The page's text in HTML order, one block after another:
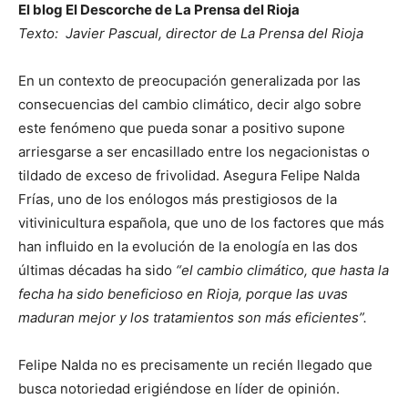
El blog El Descorche de La Prensa del Rioja
Texto: Javier Pascual, director de La Prensa del Rioja
En un contexto de preocupación generalizada por las
consecuencias del cambio climático, decir algo sobre
este fenómeno que pueda sonar a positivo supone
arriesgarse a ser encasillado entre los negacionistas o
tildado de exceso de frivolidad. Asegura Felipe Nalda
Frías, uno de los enólogos más prestigiosos de la
vitivinicultura española, que uno de los factores que más
han influido en la evolución de la enología en las dos
últimas décadas ha sido “el cambio climático, que hasta la
fecha ha sido beneficioso en Rioja, porque las uvas
maduran mejor y los tratamientos son más eficientes”.
Felipe Nalda no es precisamente un recién llegado que
busca notoriedad erigiéndose en líder de opinión.